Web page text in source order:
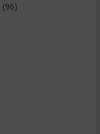
(96)